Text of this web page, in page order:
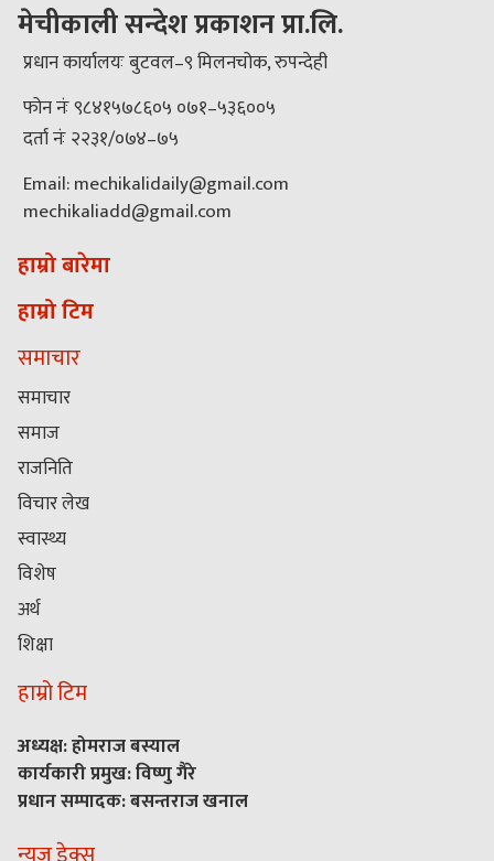
मेचीकाली सन्देश प्रकाशन प्रा.लि.
प्रधान कार्यालयः बुटवल–९ मिलनचोक, रुपन्देही
फोन नंः ९८४१५७८६०५ ०७१–५३६००५
दर्ता नंः २२३१/०७४–७५
Email: mechikalidaily@gmail.com
mechikaliadd@gmail.com
हाम्रो बारेमा
हाम्रो टिम
समाचार
समाचार
समाज
राजनिति
विचार लेख
स्वास्थ्य
विशेष
अर्थ
शिक्षा
हाम्रो टिम
अध्यक्ष: होमराज बस्याल
कार्यकारी प्रमुख: विष्णु गैरे
प्रधान सम्पादक: बसन्तराज खनाल